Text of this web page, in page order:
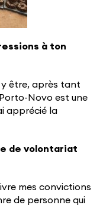
à ton
y être, après tant
Novo est une
apprécié la
de volontariat
mes convictions
de personne qui